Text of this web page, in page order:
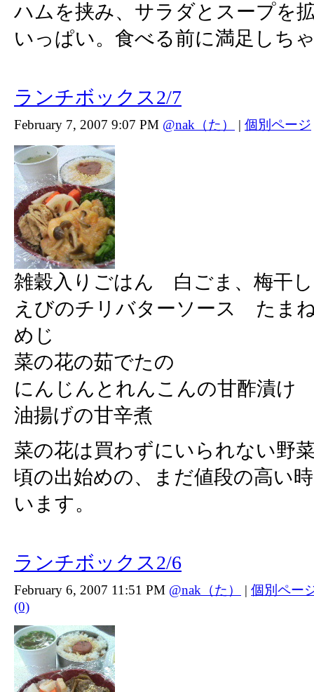
ハムを挟み、サラダとスープを
いっぱい。食べる前に満足しち
ランチボックス2/7
February 7, 2007 9:07 PM @nak（た） | 個別ページ
雑穀入りごはん 白ごま、梅干し
えびのチリバターソース たま
めじ
菜の花の茹でたの
にんじんとれんこんの甘酢漬け
油揚げの甘辛煮
菜の花は買わずにいられない野
頃の出始めの、まだ値段の高い
います。
ランチボックス2/6
February 6, 2007 11:51 PM @nak（た） | 個別ペー
(0)